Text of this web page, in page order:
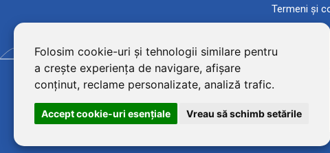
Folosim cookie-uri și tehnologii similare pentru
a crește experiența de navigare, afișare
conținut, reclame personalizate, analiză trafic.
Accept cookie-uri esenţiale Vreau să schimb setările
Termeni și
©2026 BluPower® marcă